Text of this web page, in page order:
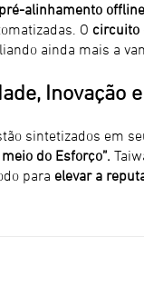
pré-alinhamento
O circuito
ainda mais a
Inovação
sintetizados em
do Esforço”.
para elevar a